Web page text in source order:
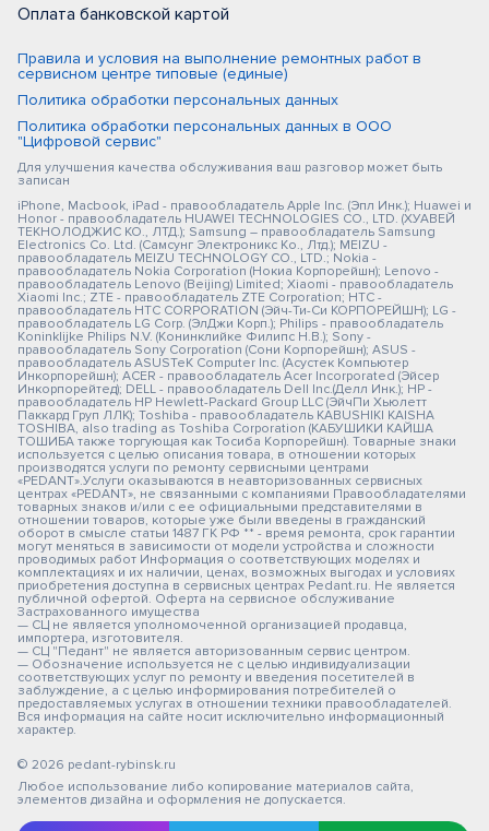
Оплата банковской картой
Правила и условия на выполнение ремонтных работ в
сервисном центре типовые (единые)
Политика обработки персональных данных
Политика обработки персональных данных в ООО
"Цифровой сервис"
Для улучшения качества обслуживания ваш разговор может быть
записан
iPhone, Macbook, iPad - правообладатель Apple Inc. (Эпл Инк.); Huawei и
Honor - правообладатель HUAWEI TECHNOLOGIES CO., LTD. (ХУАВЕЙ
ТЕКНОЛОДЖИС КО., ЛТД.); Samsung – правообладатель Samsung
Electronics Co. Ltd. (Самсунг Электроникс Ко., Лтд.); MEIZU -
правообладатель MEIZU TECHNOLOGY CO., LTD.; Nokia -
правообладатель Nokia Corporation (Нокиа Корпорейшн); Lenovo -
правообладатель Lenovo (Beijing) Limited; Xiaomi - правообладатель
Xiaomi Inc.; ZTE - правообладатель ZTE Corporation; HTC -
правообладатель HTC CORPORATION (Эйч-Ти-Си КОРПОРЕЙШН); LG -
правообладатель LG Corp. (ЭлДжи Корп.); Philips - правообладатель
Koninklijke Philips N.V. (Конинклийке Филипс Н.В.); Sony -
правообладатель Sony Corporation (Сони Корпорейшн); ASUS -
правообладатель ASUSTeK Computer Inc. (Асустек Компьютер
Инкорпорейшн); ACER - правообладатель Acer Incorporated (Эйсер
Инкорпорейтед); DELL - правообладатель Dell Inc.(Делл Инк.); HP -
правообладатель HP Hewlett-Packard Group LLC (ЭйчПи Хьюлетт
Паккард Груп ЛЛК); Toshiba - правообладатель KABUSHIKI KAISHA
TOSHIBA, also trading as Toshiba Corporation (КАБУШИКИ КАЙША
ТОШИБА также торгующая как Тосиба Корпорейшн). Товарные знаки
используется с целью описания товара, в отношении которых
производятся услуги по ремонту сервисными центрами
«PEDANT».Услуги оказываются в неавторизованных сервисных
центрах «PEDANT», не связанными с компаниями Правообладателями
товарных знаков и/или с ее официальными представителями в
отношении товаров, которые уже были введены в гражданский
оборот в смысле статьи 1487 ГК РФ ** - время ремонта, срок гарантии
могут меняться в зависимости от модели устройства и сложности
проводимых работ Информация о соответствующих моделях и
комплектациях и их наличии, ценах, возможных выгодах и условиях
приобретения доступна в сервисных центрах Pedant.ru. Не является
публичной офертой. Оферта на сервисное обслуживание
Застрахованного имущества
— СЦ не является уполномоченной организацией продавца,
импортера, изготовителя.
— СЦ "Педант" не является авторизованным сервис центром.
— Обозначение используется не с целью индивидуализации
соответствующих услуг по ремонту и введения посетителей в
заблуждение, а с целью информирования потребителей о
предоставляемых услугах в отношении техники правообладателей.
Вся информация на сайте носит исключительно информационный
характер.
© 2026 pedant-rybinsk.ru
Любое использование либо копирование материалов сайта,
элементов дизайна и оформления не допускается.